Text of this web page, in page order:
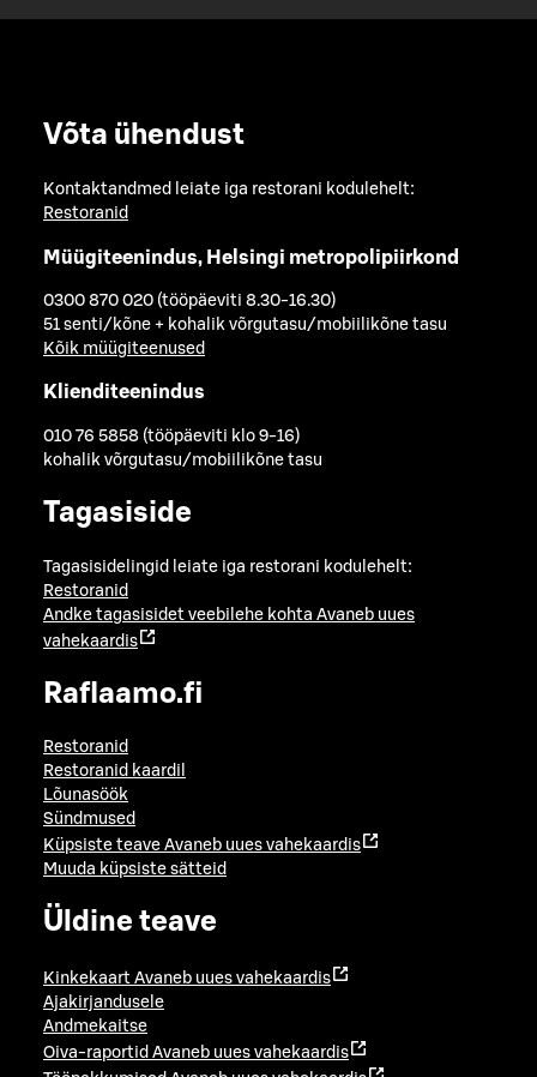
Võta ühendust
Kontaktandmed leiate iga restorani kodulehelt:
Restoranid
Müügiteenindus, Helsingi metropolipiirkond
0300 870 020 (tööpäeviti 8.30-16.30)
51 senti/kõne + kohalik võrgutasu/mobiilikõne tasu
Kõik müügiteenused
Klienditeenindus
010 76 5858 (tööpäeviti klo 9-16)
kohalik võrgutasu/mobiilikõne tasu
Tagasiside
Tagasisidelingid leiate iga restorani kodulehelt:
Restoranid
Andke tagasisidet veebilehe kohta Avaneb uues
vahekaardis
Raflaamo.fi
Restoranid
Restoranid kaardil
Lõunasöök
Sündmused
Küpsiste teave Avaneb uues vahekaardis
Muuda küpsiste sätteid
Üldine teave
Kinkekaart Avaneb uues vahekaardis
Ajakirjandusele
Andmekaitse
Oiva-raportid Avaneb uues vahekaardis